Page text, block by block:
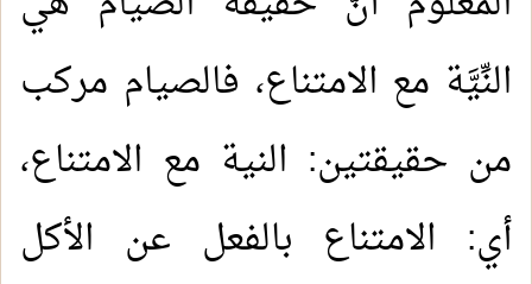
النِّيَّة مع الامتناع، فالصيام مركب
من حقيقتين: النية مع الامتناع،
أي: الامتناع بالفعل عن الأكل